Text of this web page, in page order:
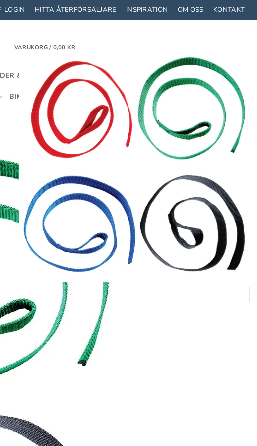
LOGIN HITTA ÅTERFÖRSÄLJARE INSPIRATION OM OSS KONTAKT
VARUKORG / 0,00 KR
& UTRUSTNING STRUMPOR CYKLA MED BARN
BIKEFIT